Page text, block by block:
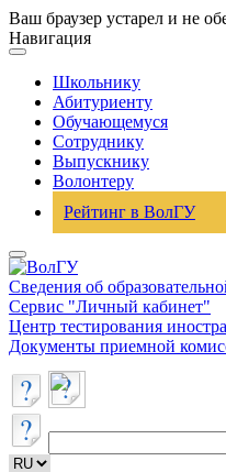
Ваш браузер устарел и не
Навигация
Школьнику
Абитуриенту
Обучающемуся
Сотруднику
Выпускнику
Волонтеру
Рейтинг в ВолГУ
Сведения об
Сервис "Личный кабинет"
Центр тестирования
Документы приемной